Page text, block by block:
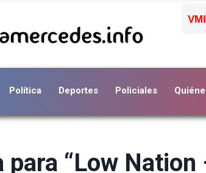
Política Deportes Policiales
“Low